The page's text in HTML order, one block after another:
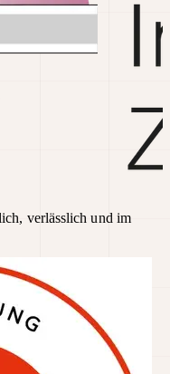
verlässlich und im